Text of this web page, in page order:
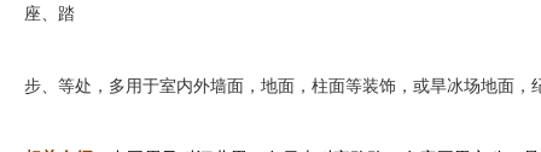
座、踏
步、等处，多用于室内外墙面，地面，柱面等装饰，或旱冰场地面，